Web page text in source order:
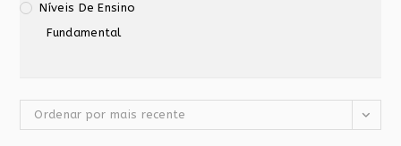
Níveis De Ensino
Fundamental
Ordenar por mais recente